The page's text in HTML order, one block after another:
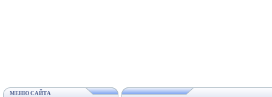
МЕНЮ САЙТА